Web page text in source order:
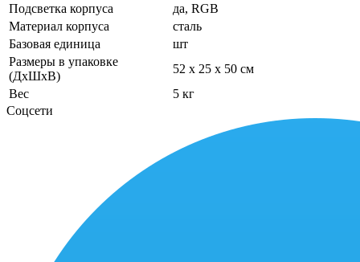
Подсветка корпуса
да, RGB
Материал корпуса
сталь
Базовая единица
шт
Размеры в упаковке
(ДхШхВ)
52 x 25 x 50 см
Вес
5 кг
Соцсети